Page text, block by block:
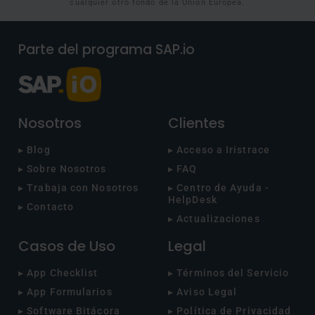
cualquier otro fondo de la Unión Europea.
Parte del programa SAP.io
Nosotros
▸ Blog
▸ Sobre Nosotros
▸ Trabaja con Nosotros
▸ Contacto
Clientes
▸ Acceso a Iristrace
▸ FAQ
▸ Centro de Ayuda -
HelpDesk
▸ Actualizaciones
Casos de Uso
▸ App Checklist
▸ App Formularios
▸ Software Bitácora
Legal
▸ Términos del Servicio
▸ Aviso Legal
▸ Política de Privacidad